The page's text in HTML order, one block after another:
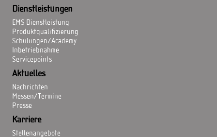
Dienstleistungen
EMS Dienstleistung
Produktqualifizierung
Schulungen/Academy
Inbetriebnahme
Servicepoints
Aktuelles
Nachrichten
Messen/Termine
Presse
Karriere
Stellenangebote